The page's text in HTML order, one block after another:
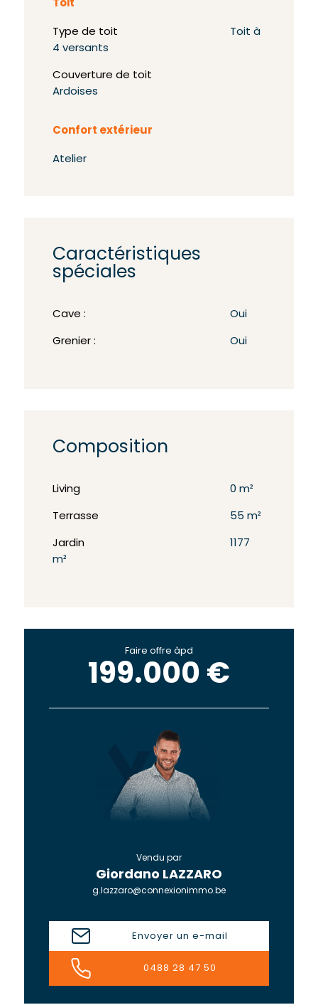
Toit
Type de toit
Toit à
4 versants
Couverture de toit
Ardoises
Confort extérieur
Atelier
Caractéristiques
spéciales
Cave : Oui
Grenier : Oui
Composition
Living 0 m²
Terrasse 55 m²
Jardin
1177
m²
Faire offre àpd
199.000 €
Vendu par
Giordano LAZZARO
g.lazzaro@connexionimmo.be
Envoyer un e-mail
0488 28 47 50